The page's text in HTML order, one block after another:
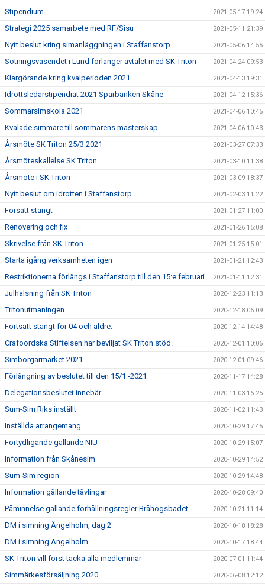
Stipendium 2021-05-17 19:24
Strategi 2025 samarbete med RF/Sisu 2021-05-11 21:39
Nytt beslut kring simanläggningen i Staffanstorp 2021-05-06 14:55
Sotningsväsendet i Lund förlänger avtalet med SK Triton 2021-04-24 09:53
Klargörande kring kvalperioden 2021 2021-04-13 19:31
Idrottsledarstipendiat 2021 Sparbanken Skåne 2021-04-12 15:36
Sommarsimskola 2021 2021-04-06 10:45
Kvalade simmare till sommarens mästerskap 2021-04-06 10:43
Årsmöte SK Triton 25/3 2021 2021-03-27 07:33
Årsmöteskallelse SK Triton 2021-03-10 11:38
Årsmöte i SK Triton 2021-03-09 18:37
Nytt beslut om idrotten i Staffanstorp 2021-02-03 11:22
Forsatt stängt 2021-01-27 11:00
Renovering och fix 2021-01-26 15:08
Skrivelse från SK Triton 2021-01-25 15:01
Starta igång verksamheten igen 2021-01-21 12:43
Restriktionerna förlängs i Staffanstorp till den 15:e februari 2021-01-11 12:31
Julhälsning från SK Triton 2020-12-23 11:13
Tritonutmaningen 2020-12-18 06:09
Fortsatt stängt för 04 och äldre. 2020-12-14 14:48
Crafoordska Stiftelsen har beviljat SK Triton stöd. 2020-12-01 10:06
Simborgarmärket 2021 2020-12-01 09:46
Förlängning av beslutet till den 15/1 -2021 2020-11-17 14:28
Delegationsbeslutet innebär 2020-11-03 16:25
Sum-Sim Riks inställt 2020-11-02 11:43
Inställda arrangemang 2020-10-29 17:45
Förtydligande gällande NIU 2020-10-29 15:07
Information från Skånesim 2020-10-29 14:52
Sum-Sim region 2020-10-29 14:48
Information gällande tävlingar 2020-10-28 09:40
Påminnelse gällande förhållningsregler Bråhögsbadet 2020-10-21 11:14
DM i simning Ängelholm, dag 2 2020-10-18 18:28
DM i simning Ängelholm 2020-10-17 18:44
SK Triton vill först tacka alla medlemmar 2020-07-01 11:44
Simmärkesförsäljning 2020 2020-06-08 12:12